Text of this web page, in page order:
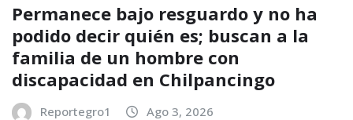
Permanece bajo resguardo y no ha
podido decir quién es; buscan a la
familia de un hombre con
discapacidad en Chilpancingo
Reportegro1 Ago 3, 2026